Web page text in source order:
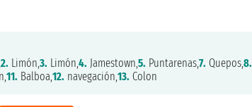
2. Limón,3. Limón,4. Jamestown,5. Puntarenas,7. Quepos,8.
11. Balboa,12. navegación,13. Colon